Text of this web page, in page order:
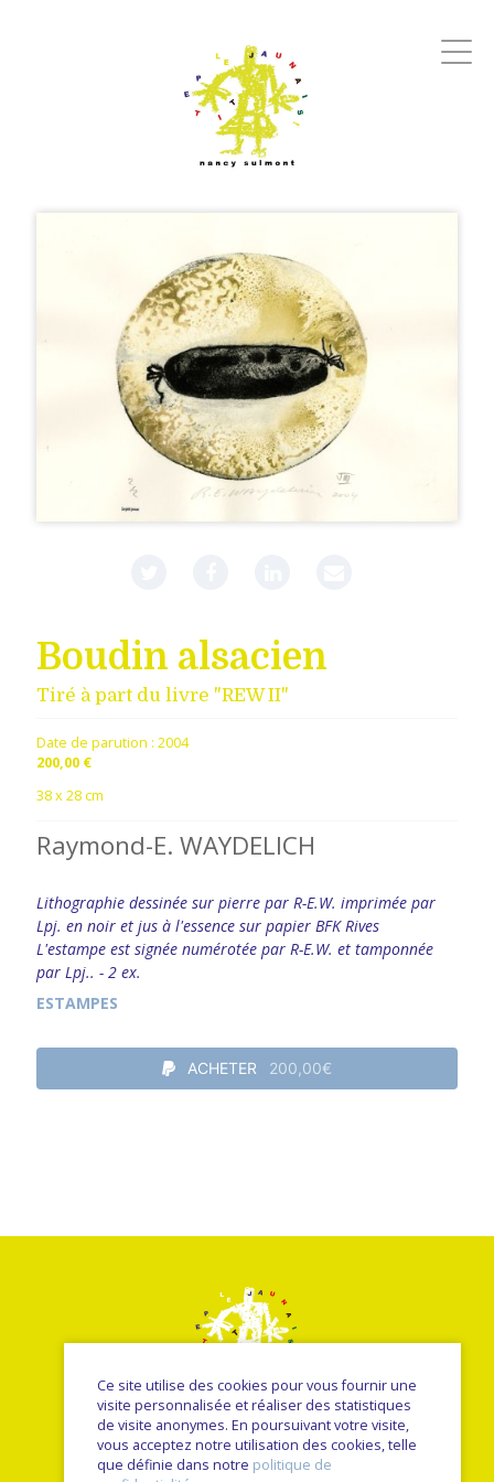
Boudin alsacien
Tiré à part du livre "REW II"
Date de parution : 2004
200,00 €
38 x 28 cm
Raymond-E. WAYDELICH
Lithographie dessinée sur pierre par R-E.W. imprimée par
Lpj. en noir et jus à l'essence sur papier BFK Rives
L'estampe est signée numérotée par R-E.W. et tamponnée
par Lpj.. - 2 ex.
ESTAMPES
ACHETER 200,00€
© Le petit jaunais - Nancy Sulmont 2026
une réalisation Sitedit
Ce site utilise des cookies pour vous fournir une
visite personnalisée et réaliser des statistiques
de visite anonymes. En poursuivant votre visite,
vous acceptez notre utilisation des cookies, telle
que définie dans notre politique de